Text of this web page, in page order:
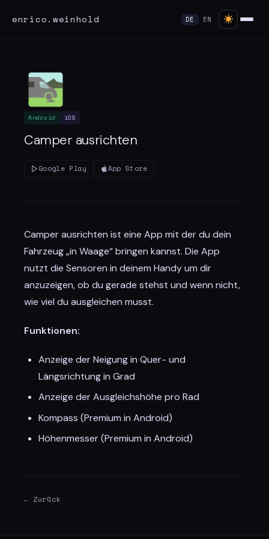
enrico.weinhold DE EN
Android iOS
Camper ausrichten
Google Play App Store
Camper ausrichten ist eine App mit der du dein
Fahrzeug „in Waage“ bringen kannst. Die App
nutzt die Sensoren in deinem Handy um dir
anzuzeigen, ob du gerade stehst und wenn nicht,
wie viel du ausgleichen musst.
Funktionen:
Anzeige der Neigung in Quer- und
Längsrichtung in Grad
Anzeige der Ausgleichshöhe pro Rad
Kompass (Premium in Android)
Höhenmesser (Premium in Android)
← Zurück